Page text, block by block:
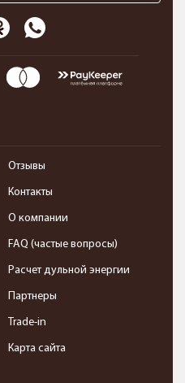
Отзывы
Контакты
О компании
FAQ (частые вопросы)
Расчет дульной энергии
Партнеры
Trade-in
Карта сайта